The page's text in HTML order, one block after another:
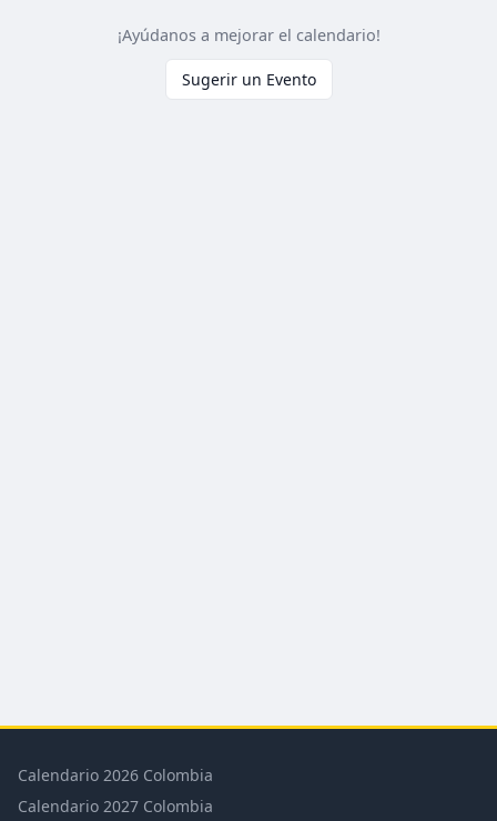
¡Ayúdanos a mejorar el calendario!
Sugerir un Evento
Calendario 2026 Colombia
Calendario 2027 Colombia